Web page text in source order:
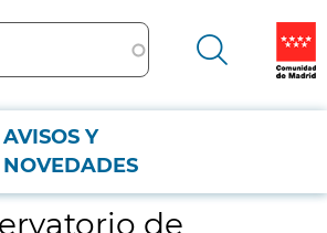
AVISOS Y
NOVEDADES
de